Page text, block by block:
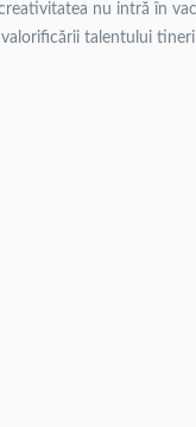
nu intră în
talentului